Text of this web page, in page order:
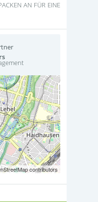
AN FÜR EINE
contributors